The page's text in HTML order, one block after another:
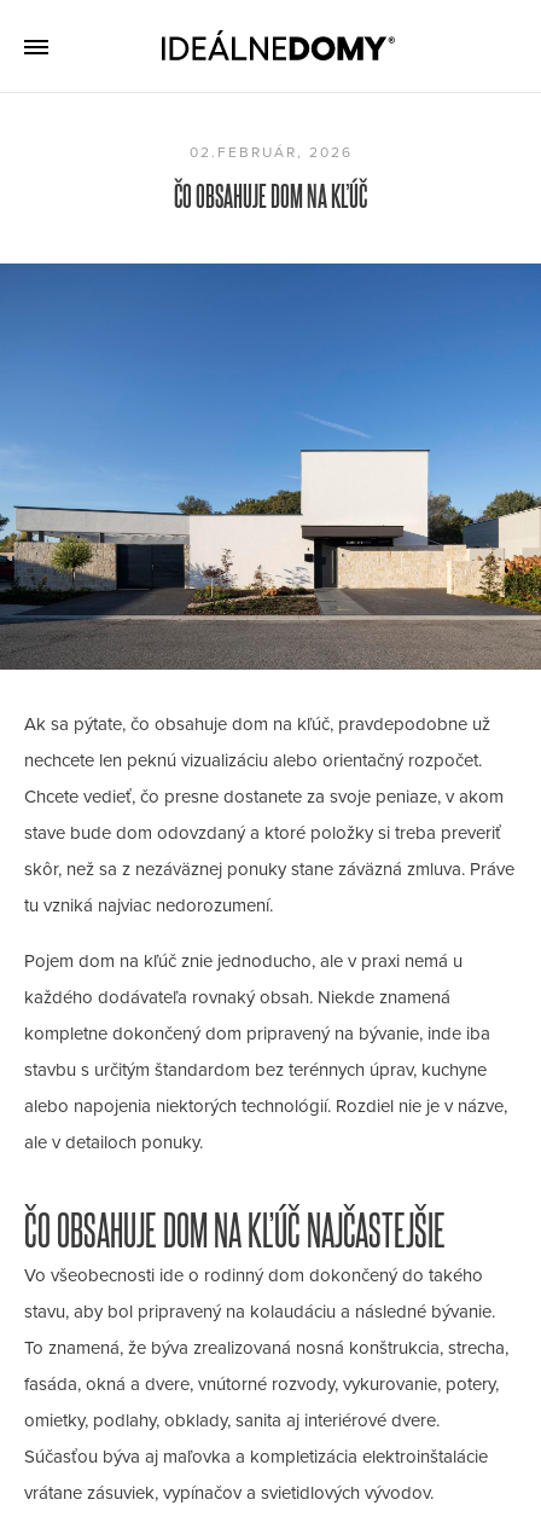
02.FEBRUÁR, 2026
ČO OBSAHUJE DOM NA KĽÚČ
Ak sa pýtate, čo obsahuje dom na kľúč, pravdepodobne už
nechcete len peknú vizualizáciu alebo orientačný rozpočet.
Chcete vedieť, čo presne dostanete za svoje peniaze, v akom
stave bude dom odovzdaný a ktoré položky si treba preveriť
skôr, než sa z nezáväznej ponuky stane záväzná zmluva. Práve
tu vzniká najviac nedorozumení.
Pojem dom na kľúč znie jednoducho, ale v praxi nemá u
každého dodávateľa rovnaký obsah. Niekde znamená
kompletne dokončený dom pripravený na bývanie, inde iba
stavbu s určitým štandardom bez terénnych úprav, kuchyne
alebo napojenia niektorých technológií. Rozdiel nie je v názve,
ale v detailoch ponuky.
ČO OBSAHUJE DOM NA KĽÚČ NAJČASTEJŠIE
Vo všeobecnosti ide o rodinný dom dokončený do takého
stavu, aby bol pripravený na kolaudáciu a následné bývanie.
To znamená, že býva zrealizovaná nosná konštrukcia, strecha,
fasáda, okná a dvere, vnútorné rozvody, vykurovanie, potery,
omietky, podlahy, obklady, sanita aj interiérové dvere.
Súčasťou býva aj maľovka a kompletizácia elektroinštalácie
vrátane zásuviek, vypínačov a svietidlových vývodov.